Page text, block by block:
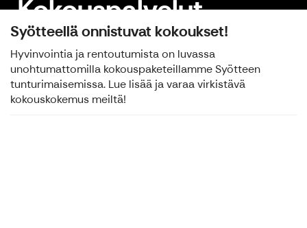
Kokouspalvelut
Syötteellä onnistuvat kokoukset!
Hyvinvointia ja rentoutumista on luvassa
unohtumattomilla kokouspaketeillamme Syötteen
tunturimaisemissa. Lue lisää ja varaa virkistävä
kokouskokemus meiltä!